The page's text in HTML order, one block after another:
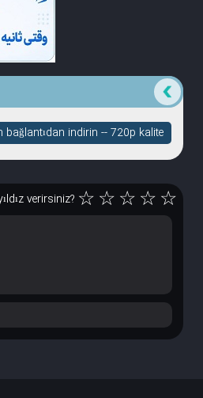
bağlantıdan indirin -- 720p kalite
verirsiniz? ☆☆☆☆☆